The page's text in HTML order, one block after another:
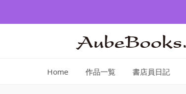
Home 作品一覧 書店員日記